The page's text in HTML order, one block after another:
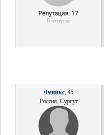
Репутация: 17
В отпуске
Феникс, 45
Россия, Сургут